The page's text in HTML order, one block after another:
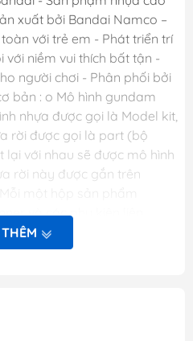
xuất bởi Bandai Namco –
với trẻ em - Phát triển trí
với niềm vui thích bất tận -
người chơi - Phân phối bởi
bản : o Mô hình gundam
nhựa được gọi là Model kit,
rời được gọi là part (bộ
với nhau sẽ được mô hình
rời này được gắn trên
và các phụ kiện liên
bên trong giới thiệu
hộp và phần hướng dẫn
mê. THƯƠNG HIỆU :
BẢN : SD [SUPER DEFORM]